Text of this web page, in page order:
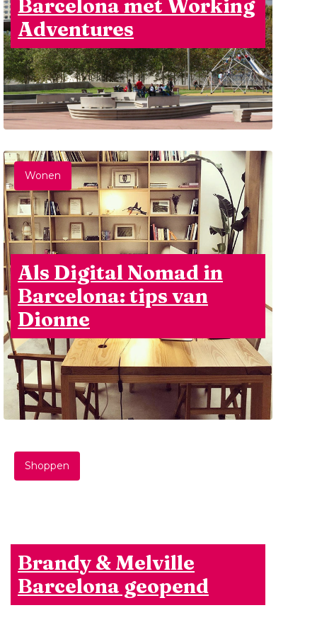
Barcelona met Working
Adventures
Wonen
Als Digital Nomad in
Barcelona: tips van
Dionne
Shoppen
Brandy & Melville
Barcelona geopend